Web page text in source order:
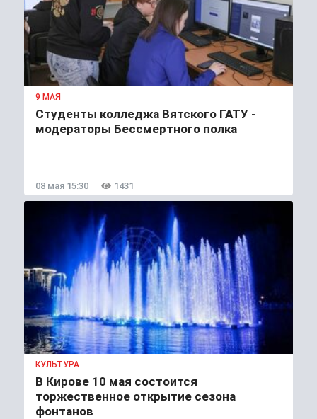
9 МАЯ
Студенты колледжа Вятского ГАТУ -
модераторы Бессмертного полка
08 мая 15:30 1431
КУЛЬТУРА
В Кирове 10 мая состоится
торжественное открытие сезона
фонтанов